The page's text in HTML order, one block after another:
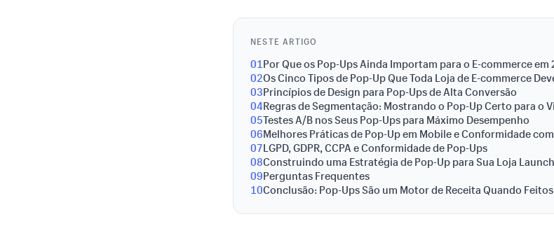
NESTE ARTIGO
01Por Que os Pop-Ups Ainda Importam para o E-commerce em
02Os Cinco Tipos de Pop-Up Que Toda Loja de E-commerce
03Princípios de Design para Pop-Ups de Alta Conversão
04Regras de Segmentação: Mostrando o Pop-Up Certo para o
05Testes A/B nos Seus Pop-Ups para Máximo Desempenho
06Melhores Práticas de Pop-Up em Mobile e Conformidade
07LGPD, GDPR, CCPA e Conformidade de Pop-Ups
08Construindo uma Estratégia de Pop-Up para Sua Loja
09Perguntas Frequentes
10Conclusão: Pop-Ups São um Motor de Receita Quando